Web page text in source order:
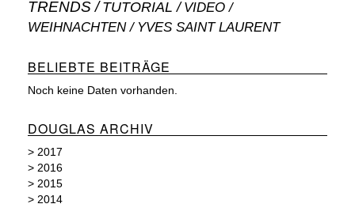
TRENDS TUTORIAL VIDEO
WEIHNACHTEN YVES SAINT LAURENT
BELIEBTE BEITRÄGE
Noch keine Daten vorhanden.
DOUGLAS ARCHIV
> 2017
> 2016
> 2015
> 2014